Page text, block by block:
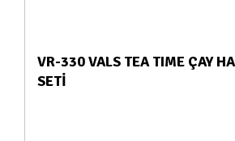
VR-330 VALS TEA TIME ÇAY
SETİ